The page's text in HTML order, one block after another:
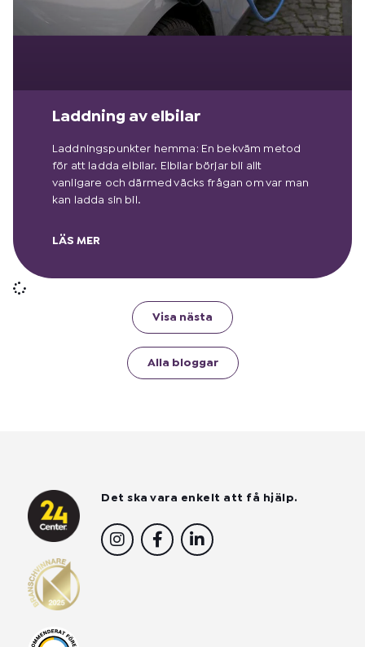
Laddning av elbilar
Laddningspunkter hemma: En bekväm metod
för att ladda elbilar. Elbilar börjar bli allt
vanligare och därmed väcks frågan om var man
kan ladda sin bil.
LÄS MER
Visa nästa
Alla bloggar
Det ska vara enkelt att få hjälp.
I
n
F
a
L
i